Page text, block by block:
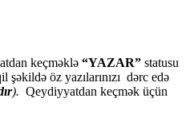
keçməklə “YAZAR” statusu
öz yazılarınızı dərc edə
). Qeydiyyatdan keçmək üçün